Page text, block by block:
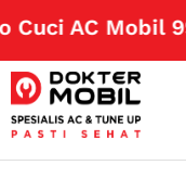
AC Mobil 99